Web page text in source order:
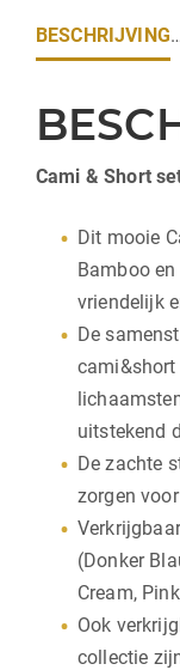
BESCHRIJVING
Cami & Short
Dit mooie
Bamboo
vriendelijk
De
uitstekend
De zachte
zorgen
(Donker
Cream,
Ook
collectie